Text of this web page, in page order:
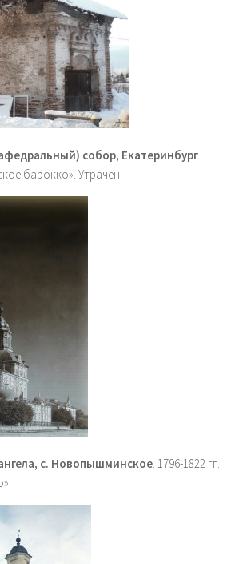
собор, Екатеринбург.
барокко». Утрачен.
с. Новопышминское. 1796-1822 гг.